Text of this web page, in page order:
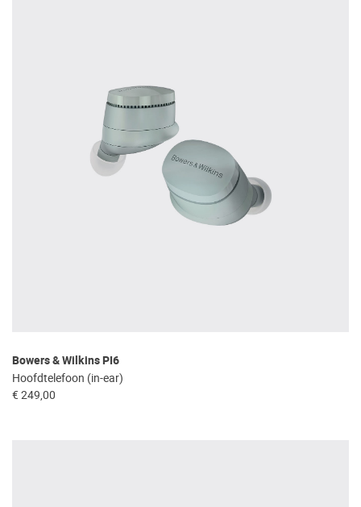
wat er geadviseerd is. Daarom bieden wij u
de mogelijkheid om de door u gewenste
apparatuur vooraf in ons Palazzo
luisterkasteel te beluisteren.
Maak een luisterafspraak.
Bowers & Wilkins PI6
Hoofdtelefoon (in-ear)
€ 249,00